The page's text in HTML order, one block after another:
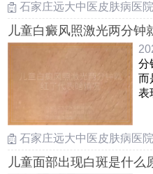
石家庄远大中医皮肤病医
儿童白癜风照激光两分钟
分
而
表
石家庄远大中医皮肤病医
儿童面部出现白斑是什么